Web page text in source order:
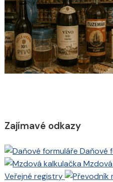
Zajímavé odkazy
Daňové
Veřejné registry